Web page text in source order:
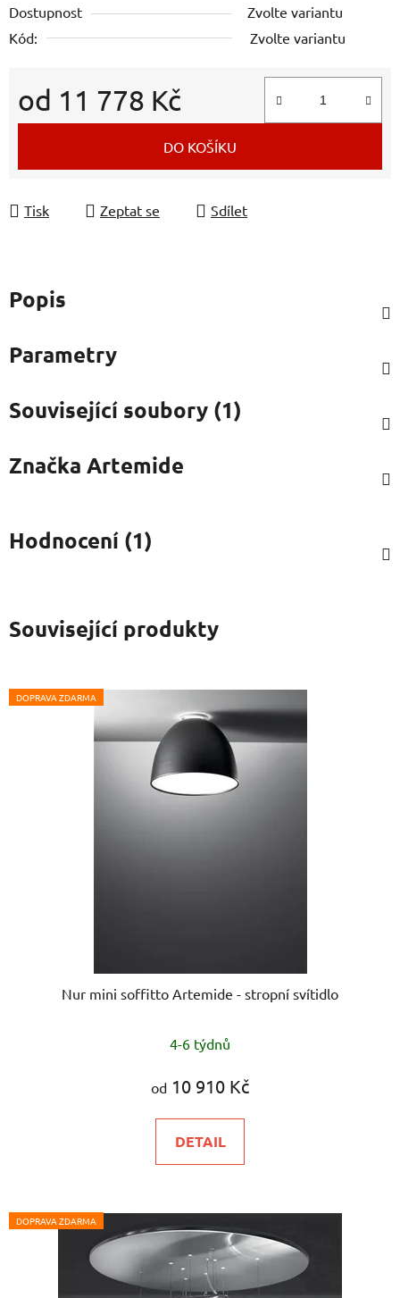
Dostupnost
Zvolte variantu
Kód:
Zvolte variantu
od 11 778 Kč
Měrná cena:
DO KOŠÍKU
Tisk Zeptat se Sdílet
Popis
Parametry
Související soubory (1)
Značka Artemide
Hodnocení (1)
Související produkty
DOPRAVA ZDARMA
Nur mini soffitto Artemide - stropní svítidlo
4-6 týdnů
od 10 910 Kč
DETAIL
DOPRAVA ZDARMA